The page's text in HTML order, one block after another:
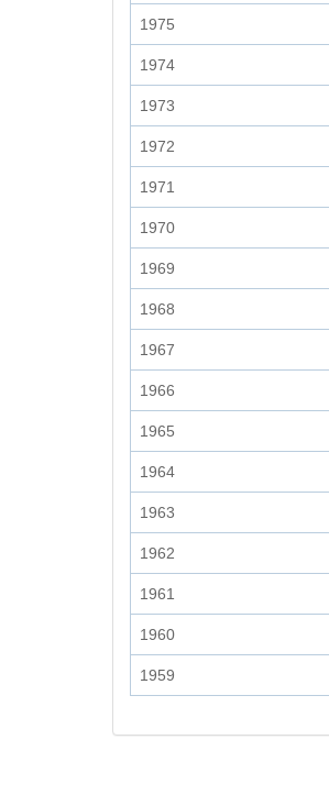
1975
1974
1973
1972
1971
1970
1969
1968
1967
1966
1965
1964
1963
1962
1961
1960
1959